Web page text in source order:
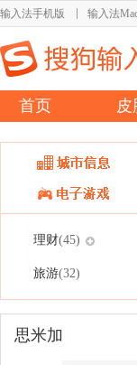
输入法手机版 输入法
首页 皮
理财(45)
旅游(32)
思米加